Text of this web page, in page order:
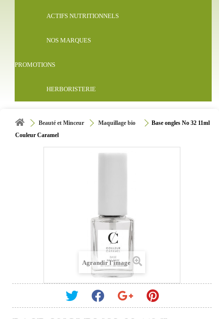
ACTIFS NUTRITIONNELS
NOS MARQUES
PROMOTIONS
HERBORISTERIE
Beauté et Minceur Maquillage bio
Base ongles No 32 11ml
Couleur Caramel
Agrandir l'image